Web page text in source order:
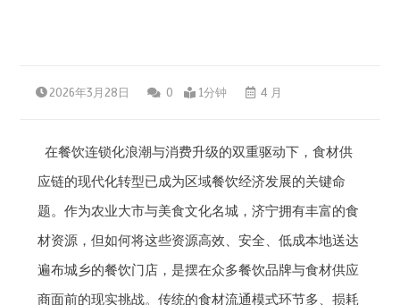
2026年3月28日 0 1分钟 4 月
在餐饮连锁化浪潮与消费升级的双重驱动下，食材供
应链的现代化转型已成为区域餐饮经济发展的关键命
题。作为农业大市与美食文化名城，济宁拥有丰富的食
材资源，但如何将这些资源高效、安全、低成本地送达
遍布城乡的餐饮门店，是摆在众多餐饮品牌与食材供应
商面前的现实挑战。传统的食材流通模式环节多、损耗